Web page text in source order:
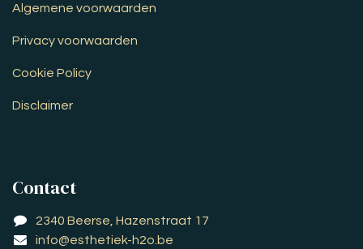
Algemene voorwaarden
Privacy voorwaarden
Cookie Policy
Disclaimer
Contact
2340 Beerse, Hazenstraat 17
info@esthetiek-h2o.be